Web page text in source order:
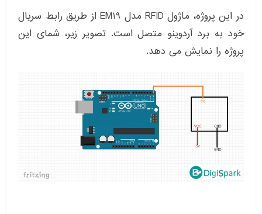
در این پروژه، ماژول RFID مدل EM19 از طریق رابط سریال
خود به برد آردوینو متصل است. تصویر زیر، شمای این
پروژه را نمایش می دهد.